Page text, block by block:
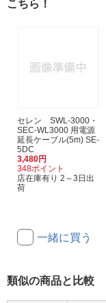
こちら！
セレン SWL-3000・
SEC-WL3000 用電源
延長ケーブル(5m) SE-
5DC
3,480円
348ポイント
店在庫有り 2～3日出
荷
一緒に買う
類似の商品と比較